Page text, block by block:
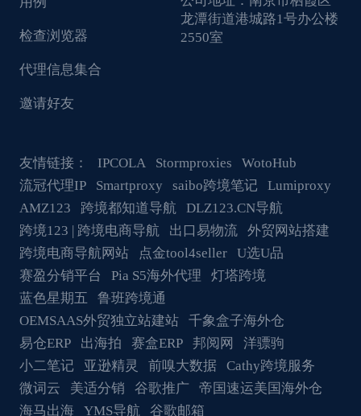
检查浏览器
代理信息集合
邀请好友
龙潭街道港城路1号办公楼
2550室
友情链接： IPCOLA Stormproxies
WotoHub
流冠代理IP
Smartproxy saibo跨境笔记
Lumiproxy
AMZ123
跨境都知道导航
DLZ123.CN导航
跨境123 | 跨境电商导航
出口易物流
外贸网站搭建
跨境电商导航网站
点金tool4seller
U选U品
赛盈分销平台
Pia S5海外代理
灯塔跨境
蓝色星期五
鲁班跨境通
OEMSAAS外贸独立站建站
千象盒子海外仓
易仓ERP
出海拍 赛盒ERP 邦阅网
洋骠驹
小二笔记
亚逊精灵 前嗅大数据
Cathy跨境服务
微词云
美适分销 谷歌推广
帝国速运美国海外仓
海马出海
YMS导航
谷歌邮箱